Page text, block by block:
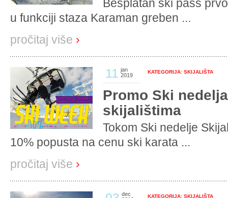
Besplatan ski pass
u funkciji staza Karaman greben ...
pročitaj više ›
11 jan
2019
KATEGORIJA: SKIJALIŠTA
Promo Ski
skijalištima
Tokom Ski nedelje
10% popusta na cenu ski karata ...
pročitaj više ›
dec
KATEGORIJA: SKIJALIŠTA